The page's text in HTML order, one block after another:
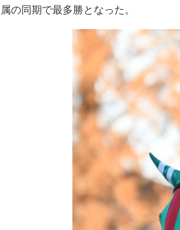
属の同期で最多勝となった。